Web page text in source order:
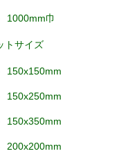
1000mm巾
トサイズ
150x150mm
150x250mm
150x350mm
200x200mm